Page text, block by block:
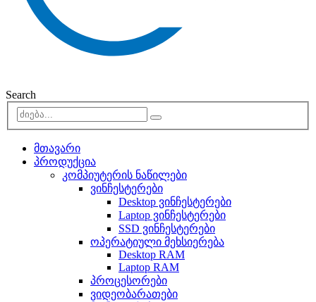
Search
მთავარი
პროდუქცია
კომპიუტერის ნაწილები
ვინჩესტერები
Desktop ვინჩესტერები
Laptop ვინჩესტერები
SSD ვინჩესტერები
ოპერატიული მეხსიერება
Desktop RAM
Laptop RAM
პროცესორები
ვიდეობარათები